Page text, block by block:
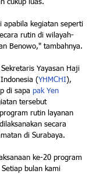
cukup luas.
apabila kegiatan seperti
rutin di wilayah-
Benowo," tambahnya.
Yayasan Haji
(YHMCHI),
di sapa pak Yen
tersebut
rutin layanan
secara
di Surabaya.
ke-20 program
Setiap bulan kami